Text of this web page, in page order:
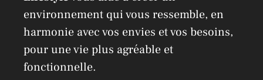
environnement qui vous ressemble, en
harmonie avec vos envies et vos besoins,
pour une vie plus agréable et
fonctionnelle.